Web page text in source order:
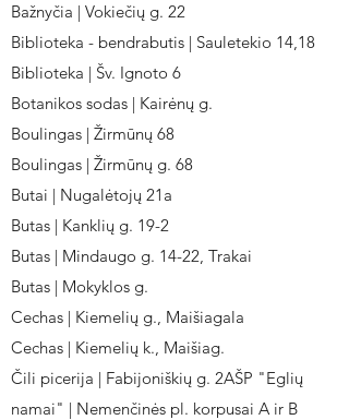
Bažnyčia | Vokiečių g. 22
Biblioteka - bendrabutis | Sauletekio 14,18
Biblioteka | Šv. Ignoto 6
Botanikos sodas | Kairėnų g.
Boulingas | Žirmūnų 68
Boulingas | Žirmūnų g. 68
Butai | Nugalėtojų 21a
Butas | Kanklių g. 19-2
Butas | Mindaugo g. 14-22, Trakai
Butas | Mokyklos g.
Cechas | Kiemelių g., Maišiagala
Cechas | Kiemelių k., Maišiag.
Čili picerija | Fabijoniškių g. 2AŠP "Eglių
namai" | Nemenčinės pl. korpusai A ir B